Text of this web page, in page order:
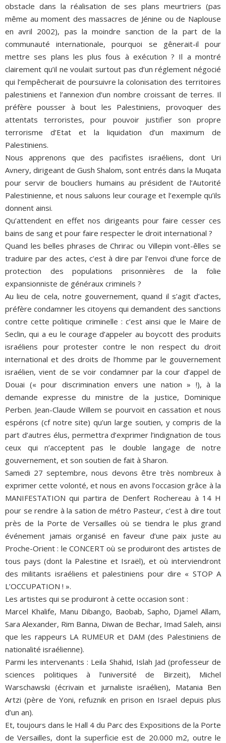
obstacle dans la réalisation de ses plans meurtriers (pas
même au moment des massacres de Jénine ou de Naplouse
en avril 2002), pas la moindre sanction de la part de la
communauté internationale, pourquoi se gênerait-il pour
mettre ses plans les plus fous à exécution ? Il a montré
clairement qu’il ne voulait surtout pas d’un réglement négocié
qui l’empêcherait de poursuivre la colonisation des territoires
palestiniens et l’annexion d’un nombre croissant de terres. Il
préfère pousser à bout les Palestiniens, provoquer des
attentats terroristes, pour pouvoir justifier son propre
terrorisme d’Etat et la liquidation d’un maximum de
Palestiniens.
Nous apprenons que des pacifistes israéliens, dont Uri
Avnery, dirigeant de Gush Shalom, sont entrés dans la Muqata
pour servir de boucliers humains au président de l’Autorité
Palestinienne, et nous saluons leur courage et l’exemple qu’ils
donnent ainsi.
Qu’attendent en effet nos dirigeants pour faire cesser ces
bains de sang et pour faire respecter le droit international ?
Quand les belles phrases de Chrirac ou Villepin vont-êlles se
traduire par des actes, c’est à dire par l’envoi d’une force de
protection des populations prisonnières de la folie
expansionniste de généraux criminels ?
Au lieu de cela, notre gouvernement, quand il s’agit d’actes,
préfère condamner les citoyens qui demandent des sanctions
contre cette politique criminelle : c’est ainsi que le Maire de
Seclin, qui a eu le courage d’appeler au boycott des produits
israéliens pour protester contre le non respect du droit
international et des droits de l’homme par le gouvernement
israélien, vient de se voir condamner par la cour d’appel de
Douai (« pour discrimination envers une nation » !), à la
demande expresse du ministre de la justice, Dominique
Perben. Jean-Claude Willem se pourvoit en cassation et nous
espérons (cf notre site) qu’un large soutien, y compris de la
part d’autres élus, permettra d’exprimer l’indignation de tous
ceux qui n’acceptent pas le double langage de notre
gouvernement, et son soutien de fait à Sharon.
Samedi 27 septembre, nous devons être très nombreux à
exprimer cette volonté, et nous en avons l’occasion grâce à la
MANIFESTATION qui partira de Denfert Rochereau à 14 H
pour se rendre à la sation de métro Pasteur, c’est à dire tout
près de la Porte de Versailles où se tiendra le plus grand
événement jamais organisé en faveur d’une paix juste au
Proche-Orient : le CONCERT où se produiront des artistes de
tous pays (dont la Palestine et Israël), et où interviendront
des militants israéliens et palestiniens pour dire « STOP A
L’OCCUPATION ! ».
Les artistes qui se produiront à cette occasion sont :
Marcel Khalife, Manu Dibango, Baobab, Sapho, Djamel Allam,
Sara Alexander, Rim Banna, Diwan de Bechar, Imad Saleh, ainsi
que les rappeurs LA RUMEUR et DAM (des Palestiniens de
nationalité israélienne).
Parmi les intervenants : Leila Shahid, Islah Jad (professeur de
sciences politiques à l’université de Birzeit), Michel
Warschawski (écrivain et jurnaliste israélien), Matania Ben
Artzi (père de Yoni, refuznik en prison en Israel depuis plus
d’un an).
Et, toujours dans le Hall 4 du Parc des Expositions de la Porte
de Versailles, dont la superficie est de 20.000 m2, outre le